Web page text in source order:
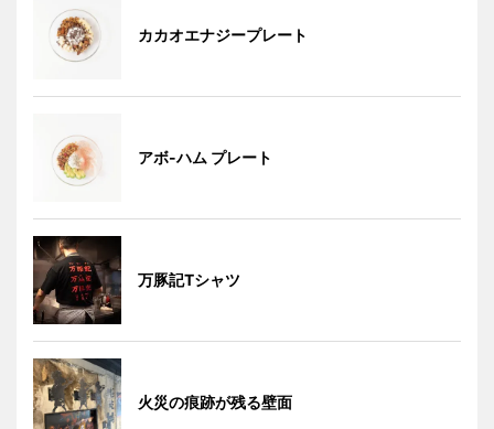
カカオエナジープレート
アボ-ハム プレート
万豚記Tシャツ
火災の痕跡が残る壁面